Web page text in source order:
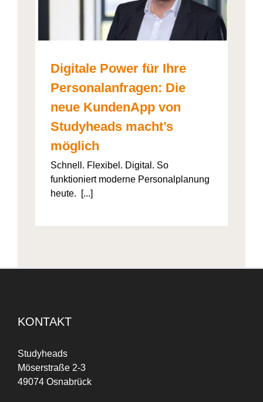
Digitale Power für Ihre
Personalanfragen: Die
neue KundenApp von
Studyheads macht’s
möglich
Schnell. Flexibel. Digital. So
funktioniert moderne Personalplanung
heute. [...]
KONTAKT
Studyheads
Möserstraße 2-3
49074 Osnabrück